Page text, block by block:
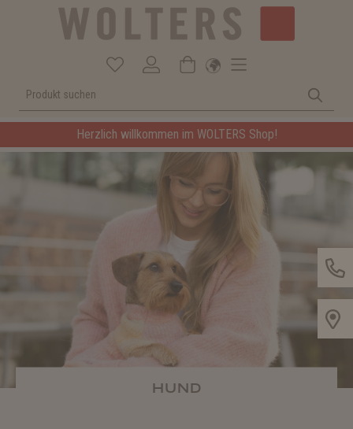
Herzlich willkommen im WOLTERS Shop!
HUND